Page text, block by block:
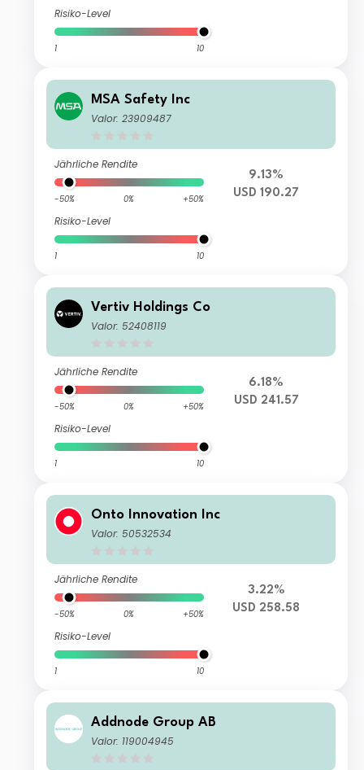
Risiko-Level
1 10
MSA Safety Inc
Valor: 23909487
Jährliche Rendite
-50% 0% +50%
Risiko-Level
1 10
9.13%
USD 190.27
Vertiv Holdings Co
Valor: 52408119
Jährliche Rendite
-50% 0% +50%
Risiko-Level
1 10
6.18%
USD 241.57
Onto Innovation Inc
Valor: 50532534
Jährliche Rendite
-50% 0% +50%
Risiko-Level
1 10
3.22%
USD 258.58
Addnode Group AB
Valor: 119004945